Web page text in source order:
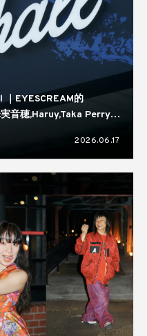
｜EYESCREAM的
音穂,Haruy,Taka Perry,
2026.06.17